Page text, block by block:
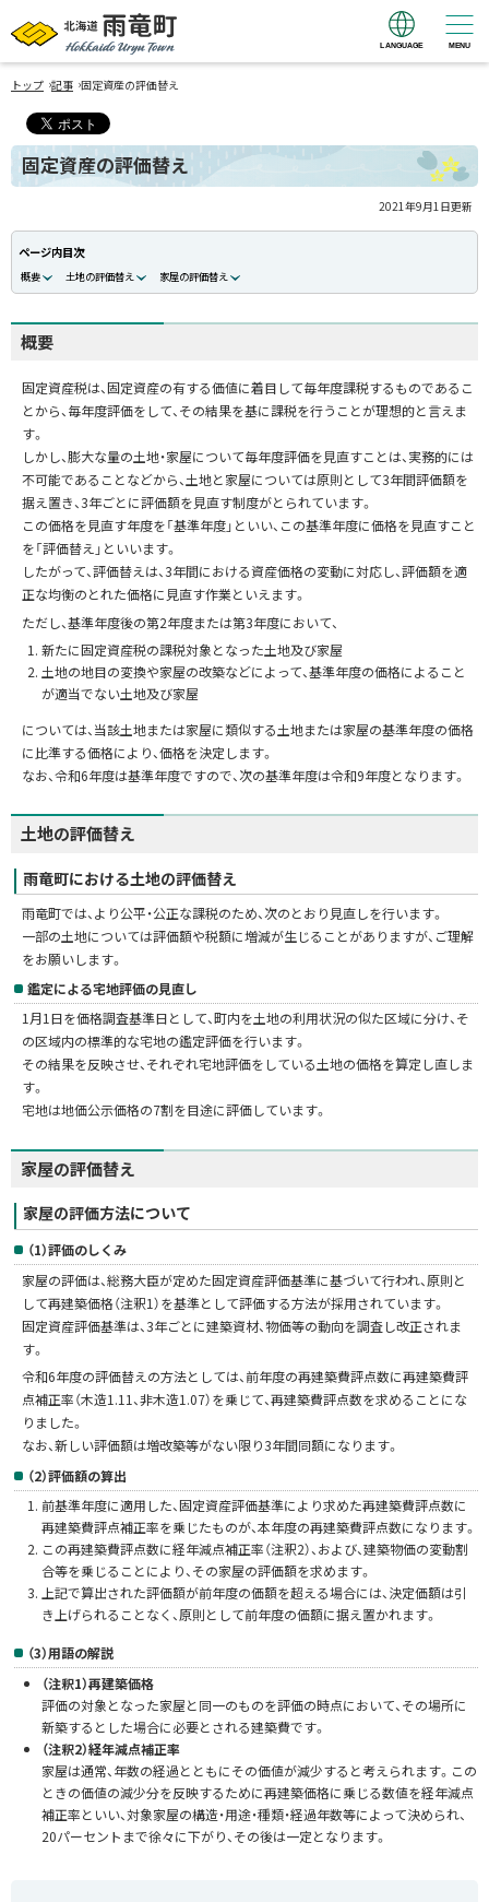
北海道 雨竜町
Hokkaido Uryu
Town
MENU
LANGUAGE
トップ ›記事 ›固定資産の評価替え
固定資産の評価替え
2021年9月1日更新
ページ内目次
概要 土地の評価替え 家屋の評価替え
概要
固定資産税は、固定資産の有する価値に着目して毎年度課税するものであるこ
とから、毎年度評価をして、その結果を基に課税を行うことが理想的と言えま
す。
しかし、膨大な量の土地・家屋について毎年度評価を見直すことは、実務的には
不可能であることなどから、土地と家屋については原則として3年間評価額を
据え置き、3年ごとに評価額を見直す制度がとられています。
この価格を見直す年度を「基準年度」といい、この基準年度に価格を見直すこと
を「評価替え」といいます。
したがって、評価替えは、3年間における資産価格の変動に対応し、評価額を適
正な均衡のとれた価格に見直す作業といえます。
ただし、基準年度後の第2年度または第3年度において、
新たに固定資産税の課税対象となった土地及び家屋
土地の地目の変換や家屋の改築などによって、基準年度の価格によること
が適当でない土地及び家屋
については、当該土地または家屋に類似する土地または家屋の基準年度の価格
に比準する価格により、価格を決定します。
なお、令和6年度は基準年度ですので、次の基準年度は令和9年度となります。
土地の評価替え
雨竜町における土地の評価替え
雨竜町では、より公平・公正な課税のため、次のとおり見直しを行います。
一部の土地については評価額や税額に増減が生じることがありますが、ご理解
をお願いします。
鑑定による宅地評価の見直し
1月1日を価格調査基準日として、町内を土地の利用状況の似た区域に分け、そ
の区域内の標準的な宅地の鑑定評価を行います。
その結果を反映させ、それぞれ宅地評価をしている土地の価格を算定し直しま
す。
宅地は地価公示価格の7割を目途に評価しています。
家屋の評価替え
家屋の評価方法について
（1）評価のしくみ
家屋の評価は、総務大臣が定めた固定資産評価基準に基づいて行われ、原則と
して再建築価格（注釈1）を基準として評価する方法が採用されています。
固定資産評価基準は、3年ごとに建築資材、物価等の動向を調査し改正されま
す。
令和6年度の評価替えの方法としては、前年度の再建築費評点数に再建築費評
点補正率（木造1.11、非木造1.07）を乗じて、再建築費評点数を求めることにな
りました。
なお、新しい評価額は増改築等がない限り3年間同額になります。
（2）評価額の算出
前基準年度に適用した、固定資産評価基準により求めた再建築費評点数に
再建築費評点補正率を乗じたものが、本年度の再建築費評点数になります。
この再建築費評点数に経年減点補正率（注釈2）、および、建築物価の変動割
合等を乗じることにより、その家屋の評価額を求めます。
上記で算出された評価額が前年度の価額を超える場合には、決定価額は引
き上げられることなく、原則として前年度の価額に据え置かれます。
（3）用語の解説
（注釈1）再建築価格
評価の対象となった家屋と同一のものを評価の時点において、その場所に
新築するとした場合に必要とされる建築費です。
（注釈2）経年減点補正率
家屋は通常、年数の経過とともにその価値が減少すると考えられます。この
ときの価値の減少分を反映するために再建築価格に乗じる数値を経年減点
補正率といい、対象家屋の構造・用途・種類・経過年数等によって決められ、
20パーセントまで徐々に下がり、その後は一定となります。